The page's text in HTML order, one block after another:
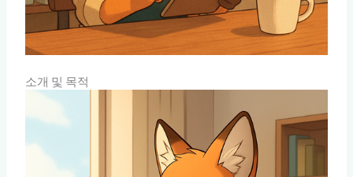
소개 및 목적